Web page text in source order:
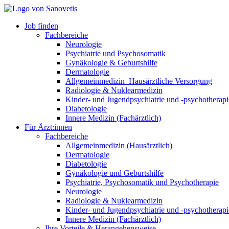
Job finden
Fachbereiche
Neurologie
Psychiatrie und Psychosomatik
Gynäkologie & Geburtshilfe
Dermatologie
Allgemeinmedizin_Hausärztliche Versorgung
Radiologie & Nuklearmedizin
Kinder- und Jugendpsychiatrie und -
Diabetologie
Innere Medizin (Fachärztlich)
Für Ärzt:innen
Fachbereiche
Allgemeinmedizin (Hausärztlich)
Dermatologie
Diabetologie
Gynäkologie und Geburtshilfe
Psychiatrie, Psychosomatik und Psychotherapie
Neurologie
Radiologie & Nuklearmedizin
Kinder- und Jugendpsychiatrie und -
Innere Medizin (Fachärztlich)